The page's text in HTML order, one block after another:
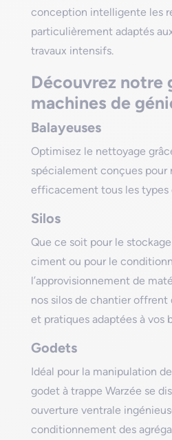
conception intelligente les
particulièrement adaptés
travaux intensifs.
Découvrez notre
machines de
Balayeuses
Optimisez le nettoyage
spécialement conçues pour
efficacement tous les types
Silos
Que ce soit pour le
ciment ou pour le
l’approvisionnement de
nos silos de chantier offrent
et pratiques adaptées à vos
Godets
Idéal pour la manipulation
godet à trappe Warzée se
ouverture ventrale
conditionnement des